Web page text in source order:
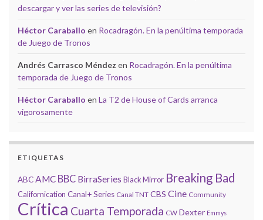
descargar y ver las series de televisión?
Héctor Caraballo en Rocadragón. En la penúltima temporada
de Juego de Tronos
Andrés Carrasco Méndez en Rocadragón. En la penúltima
temporada de Juego de Tronos
Héctor Caraballo en La T2 de House of Cards arranca
vigorosamente
ETIQUETAS
ABCAMC BBC BirraSeries Black Mirror Breaking Bad
Californication Canal+ Series Canal TNT CBS Cine Community
Crítica Cuarta Temporada CW Dexter Emmys